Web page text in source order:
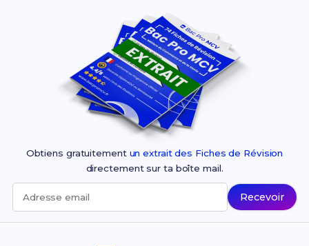
Obtiens gratuitement un extrait des Fiches de Révision
directement sur ta boîte mail.
Adresse email Recevoir